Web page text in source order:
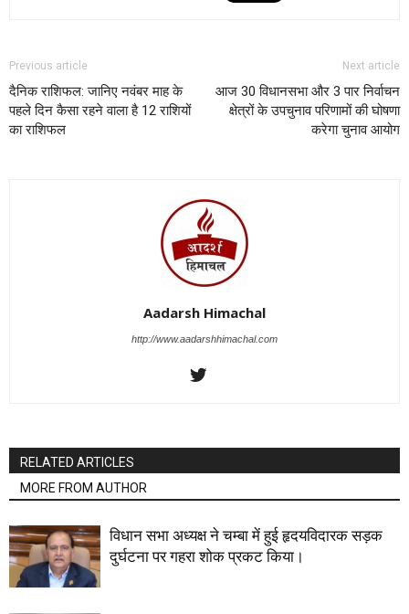
Previous article
दैनिक राशिफल: जानिए नवंबर माह के
पहले दिन कैसा रहने वाला है 12 राशियों
का राशिफल
Next article
आज 30 विधानसभा और 3 पार निर्वाचन
क्षेत्रों के उपचुनाव परिणामों की घोषणा
करेगा चुनाव आयोग
Aadarsh Himachal
http://www.aadarshhimachal.com
RELATED ARTICLES
MORE FROM AUTHOR
विधान सभा अध्यक्ष ने चम्बा में हुई हृदयविदारक सड़क
दुर्घटना पर गहरा शोक प्रकट किया।